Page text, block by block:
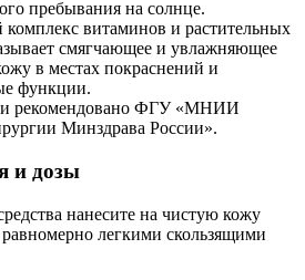
пребывания на солнце.
витаминов и растительных
смягчающее и увлажняющее
в местах покраснений и
функции.
и рекомендовано ФГУ «МНИИ
Минздрава России».
и дозы
нанесите на чистую кожу
равномерно легкими скользящими